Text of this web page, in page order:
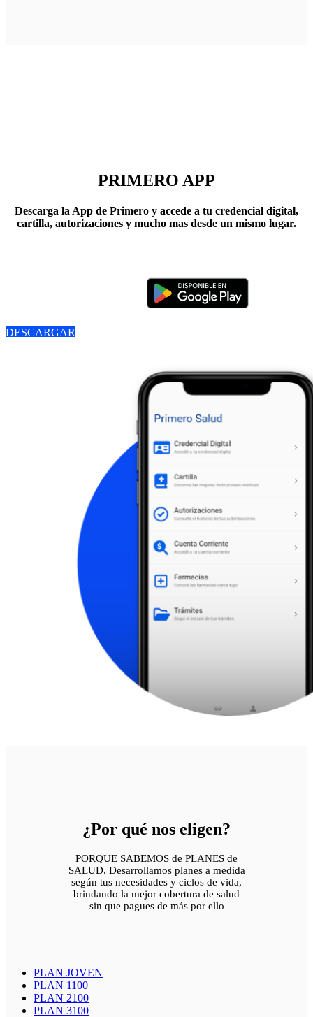
PRIMERO APP
Descarga la App de Primero y accede a tu credencial digital,
cartilla, autorizaciones y mucho mas desde un mismo lugar.
DESCARGAR
¿Por qué nos eligen?
PORQUE SABEMOS de PLANES de
SALUD. Desarrollamos planes a medida
según tus necesidades y ciclos de vida,
brindando la mejor cobertura de salud
sin que pagues de más por ello
PLAN JOVEN
PLAN 1100
PLAN 2100
PLAN 3100